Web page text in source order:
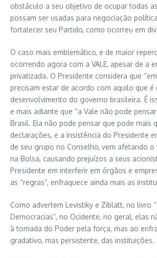
obstáculo a seu objetivo de ocupar todas
possam ser usadas para negociação
fortalecer seu Partido, como ocorreu em
O caso mais emblemático, e de maior
ocorrendo agora com a VALE, apesar de a
privatizada. O Presidente considera que
precisam estar de acordo com aquilo que é
desenvolvimento do governo brasileira. É
e mais adiante que “a Vale não pode
Brasil. Ela não pode pensar que pode mais
declarações, e a insistência do Presidente
de seu grupo no Conselho, vem afetando o
na Bolsa, causando prejuízos a seus
Presidente em interferir em órgãos e
as “regras”, enfraquece ainda mais as
Como advertem Levistiky e Ziblatt, no livro
Democracias”, no Ocidente, no geral, elas
à tomada do Poder pela força, mas ao
gradativo, mas persistente, das instituições.